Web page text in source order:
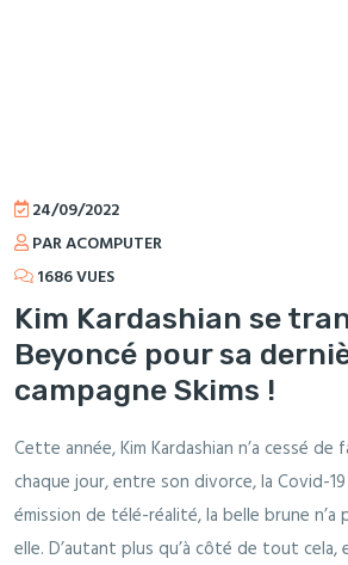
24/09/2022
PAR ACOMPUTER
1686 VUES
Kim Kardashian se
Beyoncé pour sa
campagne Skims !
Cette année, Kim Kardashian n’a cessé de
chaque jour, entre son divorce, la Covid-
émission de télé-réalité, la belle brune n’a
elle. D’autant plus qu’à côté de tout cela,